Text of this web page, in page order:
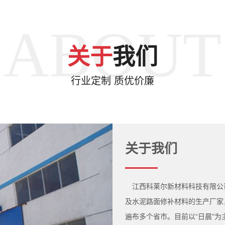
ABOUT
关于我们
行业定制 质优价廉
关于我们
江西科莱尔新材料科技有限公
及水泥路面修补材料的生产厂
遍布多个省市。目前以“日晨"